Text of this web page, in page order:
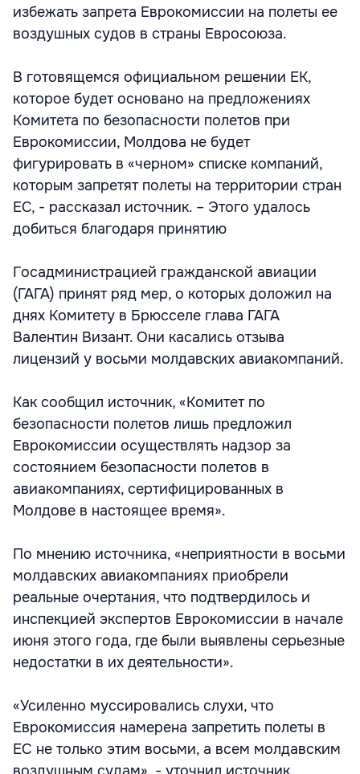
избежать запрета Еврокомиссии на полеты ее
воздушных судов в страны Евросоюза.
В готовящемся официальном решении ЕК,
которое будет основано на предложениях
Комитета по безопасности полетов при
Еврокомиссии, Молдова не будет
фигурировать в «черном» списке компаний,
которым запретят полеты на территории стран
ЕС, - рассказал источник. – Этого удалось
добиться благодаря принятию
Госадминистрацией гражданской авиации
(ГАГА) принят ряд мер, о которых доложил на
днях Комитету в Брюсселе глава ГАГА
Валентин Визант. Они касались отзыва
лицензий у восьми молдавских авиакомпаний.
Как сообщил источник, «Комитет по
безопасности полетов лишь предложил
Еврокомиссии осуществлять надзор за
состоянием безопасности полетов в
авиакомпаниях, сертифицированных в
Молдове в настоящее время».
По мнению источника, «неприятности в восьми
молдавских авиакомпаниях приобрели
реальные очертания, что подтвердилось и
инспекцией экспертов Еврокомиссии в начале
июня этого года, где были выявлены серьезные
недостатки в их деятельности».
«Усиленно муссировались слухи, что
Еврокомиссия намерена запретить полеты в
ЕС не только этим восьми, а всем молдавским